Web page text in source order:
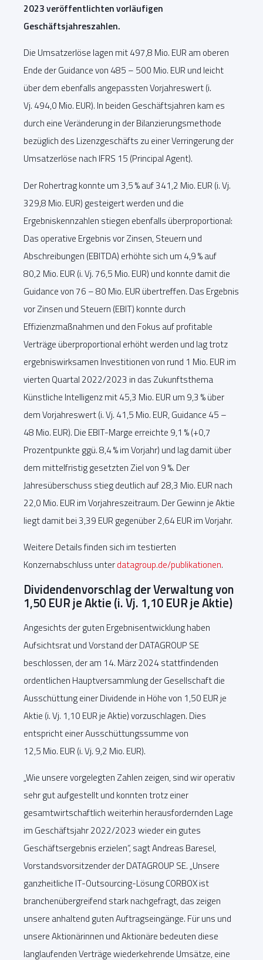
2023 veröffentlichten vorläufigen
Geschäftsjahreszahlen.
Die Umsatzerlöse lagen mit 497,8 Mio. EUR am oberen
Ende der Guidance von 485 – 500 Mio. EUR und leicht
über dem ebenfalls angepassten Vorjahreswert (i.
Vj. 494,0 Mio. EUR). In beiden Geschäftsjahren kam es
durch eine Veränderung in der Bilanzierungsmethode
bezüglich des Lizenzgeschäfts zu einer Verringerung der
Umsatzerlöse nach IFRS 15 (Principal Agent).
Der Rohertrag konnte um 3,5 % auf 341,2 Mio. EUR (i. Vj.
329,8 Mio. EUR) gesteigert werden und die
Ergebniskennzahlen stiegen ebenfalls überproportional:
Das operative Ergebnis vor Zinsen, Steuern und
Abschreibungen (EBITDA) erhöhte sich um 4,9 % auf
80,2 Mio. EUR (i. Vj. 76,5 Mio. EUR) und konnte damit die
Guidance von 76 – 80 Mio. EUR übertreffen. Das Ergebnis
vor Zinsen und Steuern (EBIT) konnte durch
Effizienzmaßnahmen und den Fokus auf profitable
Verträge überproportional erhöht werden und lag trotz
ergebniswirksamen Investitionen von rund 1 Mio. EUR im
vierten Quartal 2022/2023 in das Zukunftsthema
Künstliche Intelligenz mit 45,3 Mio. EUR um 9,3 % über
dem Vorjahreswert (i. Vj. 41,5 Mio. EUR, Guidance 45 –
48 Mio. EUR). Die EBIT-Marge erreichte 9,1 % (+0,7
Prozentpunkte ggü. 8,4 % im Vorjahr) und lag damit über
dem mittelfristig gesetzten Ziel von 9 %. Der
Jahresüberschuss stieg deutlich auf 28,3 Mio. EUR nach
22,0 Mio. EUR im Vorjahreszeitraum. Der Gewinn je Aktie
liegt damit bei 3,39 EUR gegenüber 2,64 EUR im Vorjahr.
Weitere Details finden sich im testierten
Konzernabschluss unterdatagroup.de/publikationen.
Dividendenvorschlag der Verwaltung von
1,50 EUR je Aktie (i. Vj. 1,10 EUR je Aktie)
Angesichts der guten Ergebnisentwicklung haben
Aufsichtsrat und Vorstand der DATAGROUP SE
beschlossen, der am 14. März 2024 stattfindenden
ordentlichen Hauptversammlung der Gesellschaft die
Ausschüttung einer Dividende in Höhe von 1,50 EUR je
Aktie (i. Vj. 1,10 EUR je Aktie) vorzuschlagen. Dies
entspricht einer Ausschüttungssumme von
12,5 Mio. EUR (i. Vj. 9,2 Mio. EUR).
„Wie unsere vorgelegten Zahlen zeigen, sind wir operativ
sehr gut aufgestellt und konnten trotz einer
gesamtwirtschaftlich weiterhin herausfordernden Lage
im Geschäftsjahr 2022/2023 wieder ein gutes
Geschäftsergebnis erzielen“, sagt Andreas Baresel,
Vorstandsvorsitzender der DATAGROUP SE. „Unsere
ganzheitliche IT-Outsourcing-Lösung CORBOX ist
branchenübergreifend stark nachgefragt, das zeigen
unsere anhaltend guten Auftragseingänge. Für uns und
unsere Aktionärinnen und Aktionäre bedeuten diese
langlaufenden Verträge wiederkehrende Umsätze, eine